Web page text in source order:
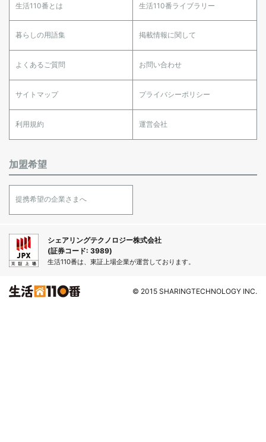
生活110番とは 生活110番ライブラリー
暮らしの用語集 掲載情報に関して
よくあるご質問 お問い合わせ
サイトマップ プライバシーポリシー
利用規約 運営会社
加盟希望
提携希望の企業さまへ
シェアリングテクノロジー株式会社
(証券コード: 3989)
生活110番は、東証上場企業が運営しております。
© 2015 SHARINGTECHNOLOGY INC.